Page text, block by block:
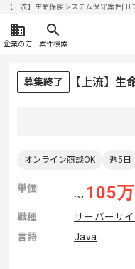
【上流】生命保険システム保守案件|
企業の方 案件検索
募集終了 【上流】
オンライン商談OK 週5日
単価
〜 105万
職種
サーバーサ
言語
Java